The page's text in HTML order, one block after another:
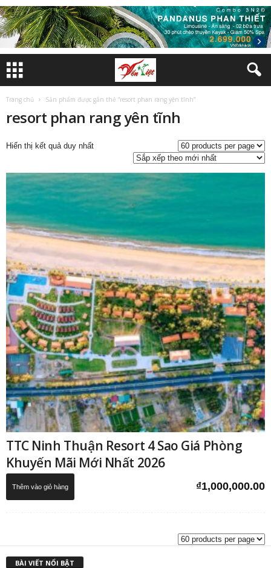
Trang chủ Sản phẩm được gắn thẻ “resort phan rang yên tĩnh”
resort phan rang yên tĩnh
Hiển thị kết quả duy nhất
TTC Ninh Thuận Resort 4 Sao Giá Phòng
Khuyến Mãi Mới Nhất 2026
₫1,000,000.00
Thêm vào giỏ hàng
BÀI VIẾT NỔI BẬT